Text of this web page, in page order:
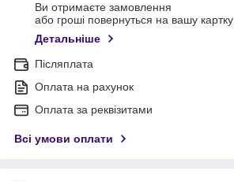
Ви отримаєте замовлення
або гроші повернуться на вашу картку
Детальніше
Післяплата
Оплата на рахунок
Оплата за реквізитами
Всі умови оплати